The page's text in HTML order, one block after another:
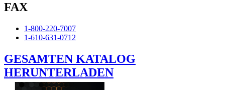
FAX
1-800-220-7007
1-610-631-0712
GESAMTEN KATALOG
HERUNTERLADEN